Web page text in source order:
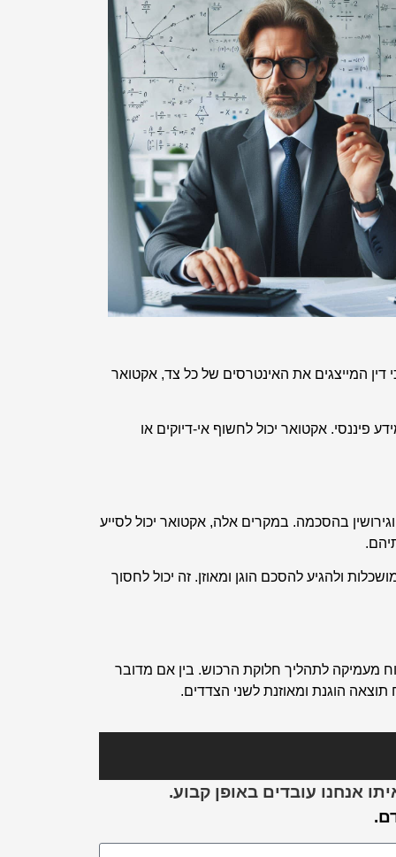
דין המייצגים את האינטרסים של כל צד, אקטואר
אקטואר יכול לחשוף אי-דיוקים או
בהסכמה. במקרים אלה, אקטואר יכול לסייע
ולהגיע להסכם הוגן ומאוזן. זה יכול לחסוך
מעמיקה לתהליך חלוקת הרכוש. בין אם מדובר
תוצאה הוגנת ומאוזנת לשני הצדדים.
אנחנו עובדים באופן קבוע.